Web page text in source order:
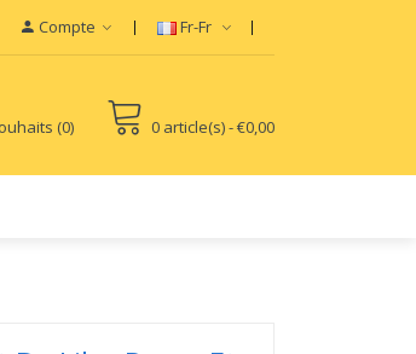
Compte
View sites:Vape E-LiquidVapor Starter Kits
Fr-Fr
(0) 0 article(s) - €0,00